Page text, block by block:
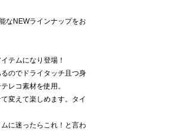
なNEWラインナップをお
テムになり登場！
のでドライタッチ且つ身
レコ素材を使用。
変えて楽しめます。タイ
に迷ったらこれ！と言わ